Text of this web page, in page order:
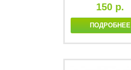
150 р.
ПОДРОБНЕЕ